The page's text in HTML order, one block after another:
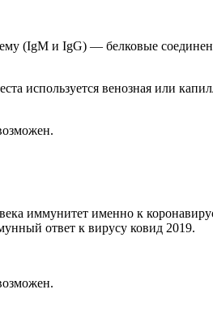
(IgM и IgG) — белковые
используется венозная или
иммунитет именно к
ответ к вирусу ковид 2019.